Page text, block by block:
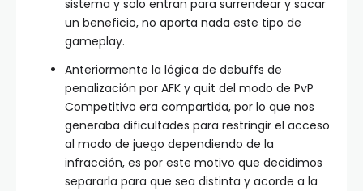
sistema y solo entran para surrendear y sacar
un beneficio, no aporta nada este tipo de
gameplay.
Anteriormente la lógica de debuffs de
penalización por AFK y quit del modo de PvP
Competitivo era compartida, por lo que nos
generaba dificultades para restringir el acceso
al modo de juego dependiendo de la
infracción, es por este motivo que decidimos
separarla para que sea distinta y acorde a la